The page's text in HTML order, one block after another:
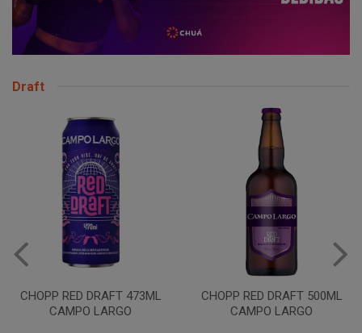
Draft
CHOPP RED DRAFT 500ML
CAMPO LARGO
VINHO JURUPINGA DINALLE
975ML BCO